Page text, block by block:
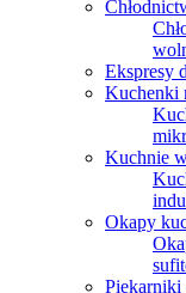
Ekspresy
Kuchenki
Kuchnie
Okapy
Piekarniki